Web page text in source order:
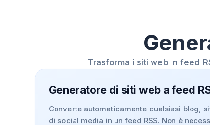
Trasforma i siti web in feed
Generatore di siti web a feed
Converte automaticamente qualsiasi blog,
di social media in un feed RSS. Non è